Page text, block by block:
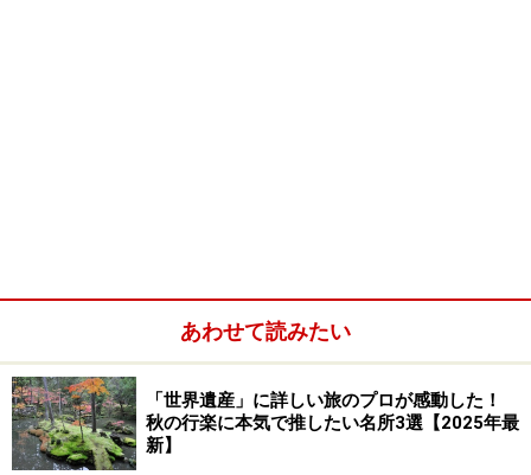
あわせて読みたい
「世界遺産」に詳しい旅のプロが感動した！
秋の行楽に本気で推したい名所3選【2025年最
新】